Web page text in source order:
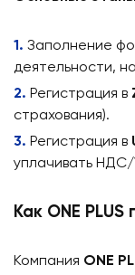
Заполнение
деятельности,
Регистрация в
страхования).
Регистрация в
уплачивать НДС/
Как ONE
Компания ONE